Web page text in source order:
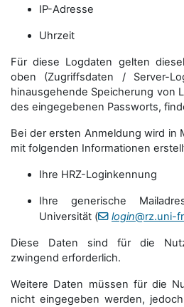
IP-Adresse
Uhrzeit
Für diese Logdaten gelten
oben (Zugriffsdaten / Server-
hinausgehende Speicherung von
des eingegebenen Passworts,
Bei der ersten Anmeldung wird in
mit folgenden Informationen
Ihre HRZ-Loginkennung
Ihre generische
Universität (
login@rz.uni-
Diese Daten sind für die
zwingend erforderlich.
Weitere Daten müssen für die
nicht eingegeben werden,